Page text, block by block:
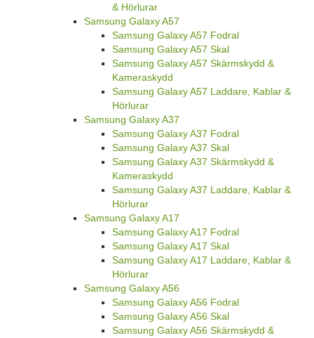
& Hörlurar
Samsung Galaxy A57
Samsung Galaxy A57 Fodral
Samsung Galaxy A57 Skal
Samsung Galaxy A57 Skärmskydd &
Kameraskydd
Samsung Galaxy A57 Laddare, Kablar &
Hörlurar
Samsung Galaxy A37
Samsung Galaxy A37 Fodral
Samsung Galaxy A37 Skal
Samsung Galaxy A37 Skärmskydd &
Kameraskydd
Samsung Galaxy A37 Laddare, Kablar &
Hörlurar
Samsung Galaxy A17
Samsung Galaxy A17 Fodral
Samsung Galaxy A17 Skal
Samsung Galaxy A17 Laddare, Kablar &
Hörlurar
Samsung Galaxy A56
Samsung Galaxy A56 Fodral
Samsung Galaxy A56 Skal
Samsung Galaxy A56 Skärmskydd &